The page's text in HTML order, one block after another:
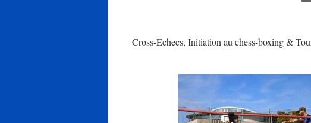
Cross-Echecs, Initiation au chess-boxing &